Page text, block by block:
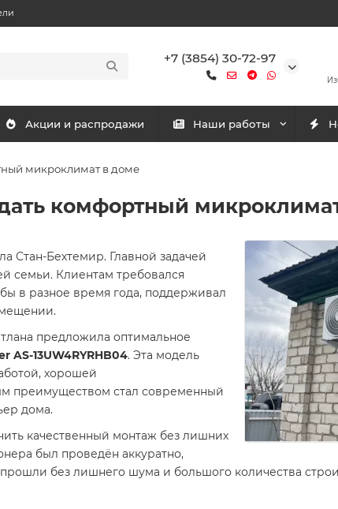
+7 (3854) 30-72-97
Акции и распродажи Наши работы
микроклимат в доме
комфортный
Стан-Бехтемир. Главной задачей
семьи. Клиентам требовался
в разное время года, поддерживал
предложила оптимальное
AS-13UW4RYRHB04. Эта модель
хорошей
преимуществом стал современный
дома.
качественный монтаж без лишних
был проведён аккуратно,
без лишнего шума и большого количества